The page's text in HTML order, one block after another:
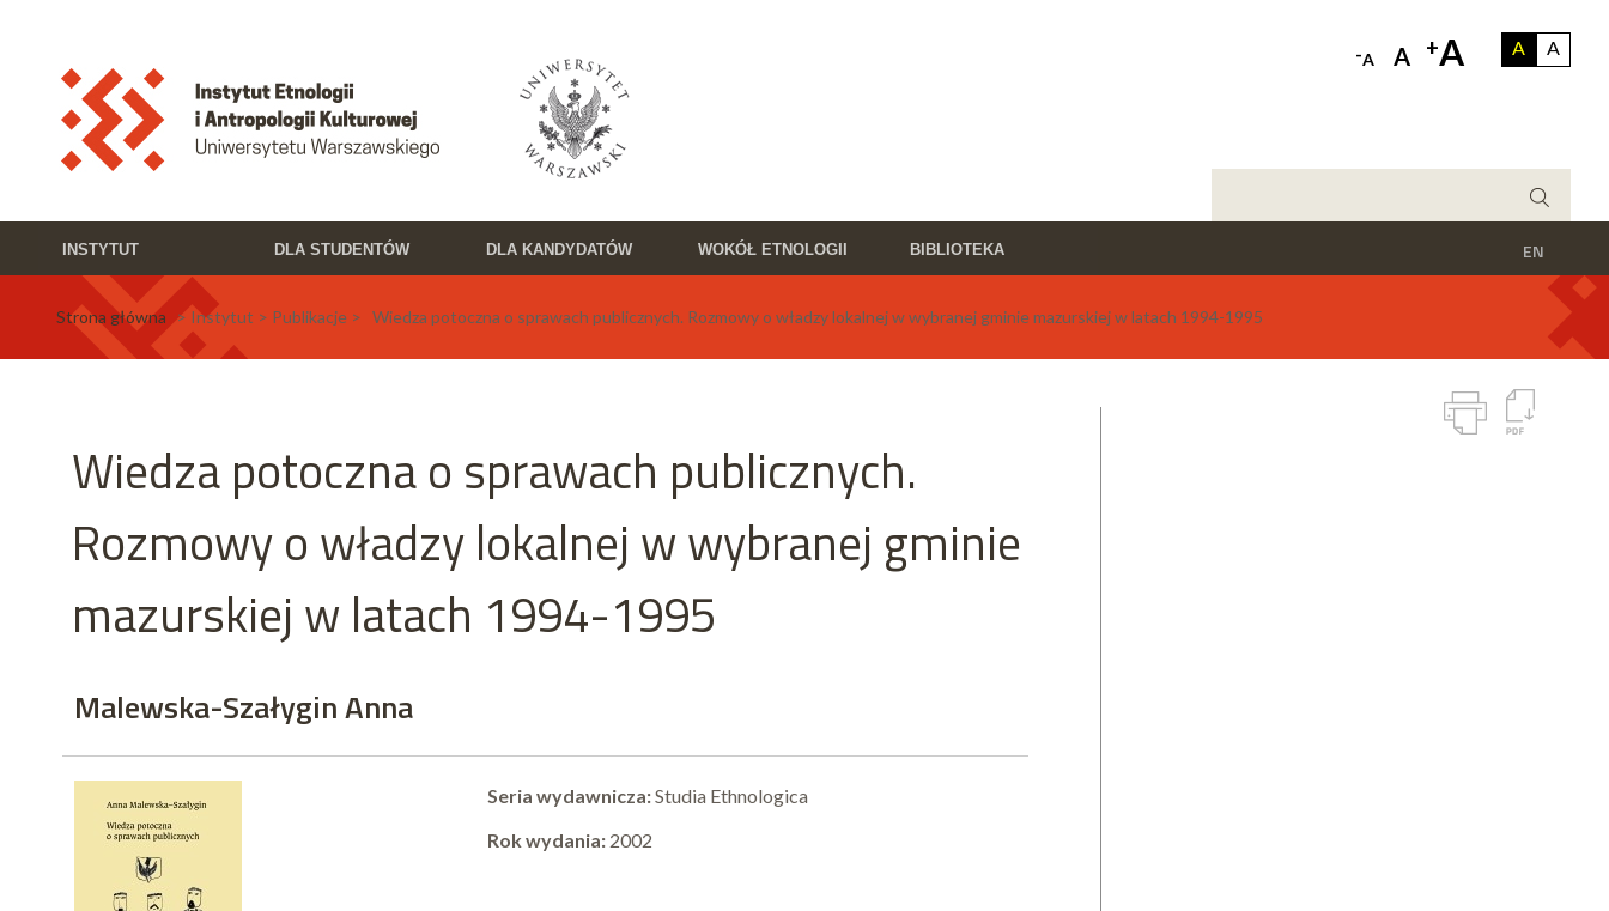
A
A
-A A +A
INSTYTUT DLA STUDENTÓW DLA KANDYDATÓW WOKÓŁ ETNOLOGII BIBLIOTEKA EN
Strona główna > Instytut > Publikacje > Wiedza potoczna o sprawach publicznych. Rozmowy o władzy lokalnej w wybranej gminie mazurskiej w latach 1994-1995
Wiedza potoczna o sprawach publicznych.
Rozmowy o władzy lokalnej w wybranej gminie
mazurskiej w latach 1994-1995
Malewska-Szałygin Anna
Seria wydawnicza:Studia Ethnologica
Rok wydania: 2002